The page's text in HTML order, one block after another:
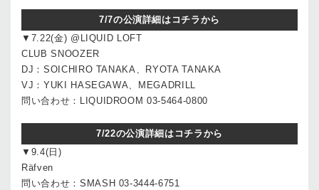
7/7の公演詳細はコチラから
▼7.22(金) @LIQUID LOFT
CLUB SNOOZER
DJ：SOICHIRO TANAKA、RYOTA TANAKA
VJ：YUKI HASEGAWA、MEGADRILL
問い合わせ：LIQUIDROOM 03-5464-0800
7/22の公演詳細はコチラから
▼9.4(日)
Räfven
問い合わせ：SMASH 03-3444-6751